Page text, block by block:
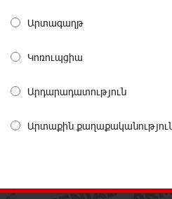
Карапетян
Зачем Пашинян полетел
Карапетян
Рост цен на продукты
Արտագաղթ
Կոռուպցիա
Արդարադատություն
Արտաքին